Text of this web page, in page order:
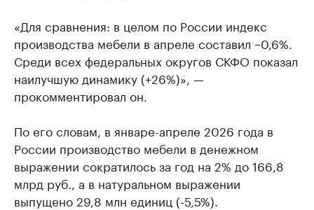
«Для сравнения: в целом по России индекс
производства мебели в апреле составил −0,6%.
Среди всех федеральных округов СКФО показал
наилучшую динамику (+26%)», —
прокомментировал он.
По его словам, в январе-апреле 2026 года в
России производство мебели в денежном
выражении сократилось за год на 2% до 166,8
млрд руб., а в натуральном выражении
выпущено 29,8 млн единиц (-5,5%).